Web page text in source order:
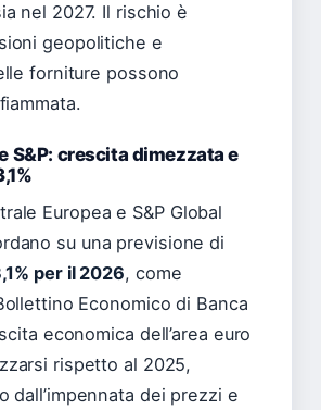
nel 2027. Il rischio è
geopolitiche e
forniture possono
S&P: crescita dimezzata e
Europea e S&P Global
su una previsione di
per il 2026, come
Economico di Banca
economica dell’area euro
rispetto al 2025,
dall’impennata dei prezzi e